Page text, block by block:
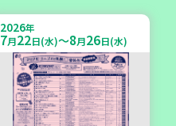
「フードドライブ」集中受
け付け！
2026年
7月22日(水)～8月26日(水)